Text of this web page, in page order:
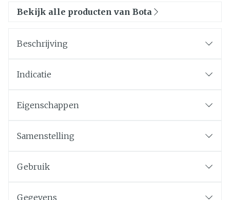
Bekijk alle producten van Bota
Beschrijving
Indicatie
Eigenschappen
Samenstelling
Gebruik
Gegevens